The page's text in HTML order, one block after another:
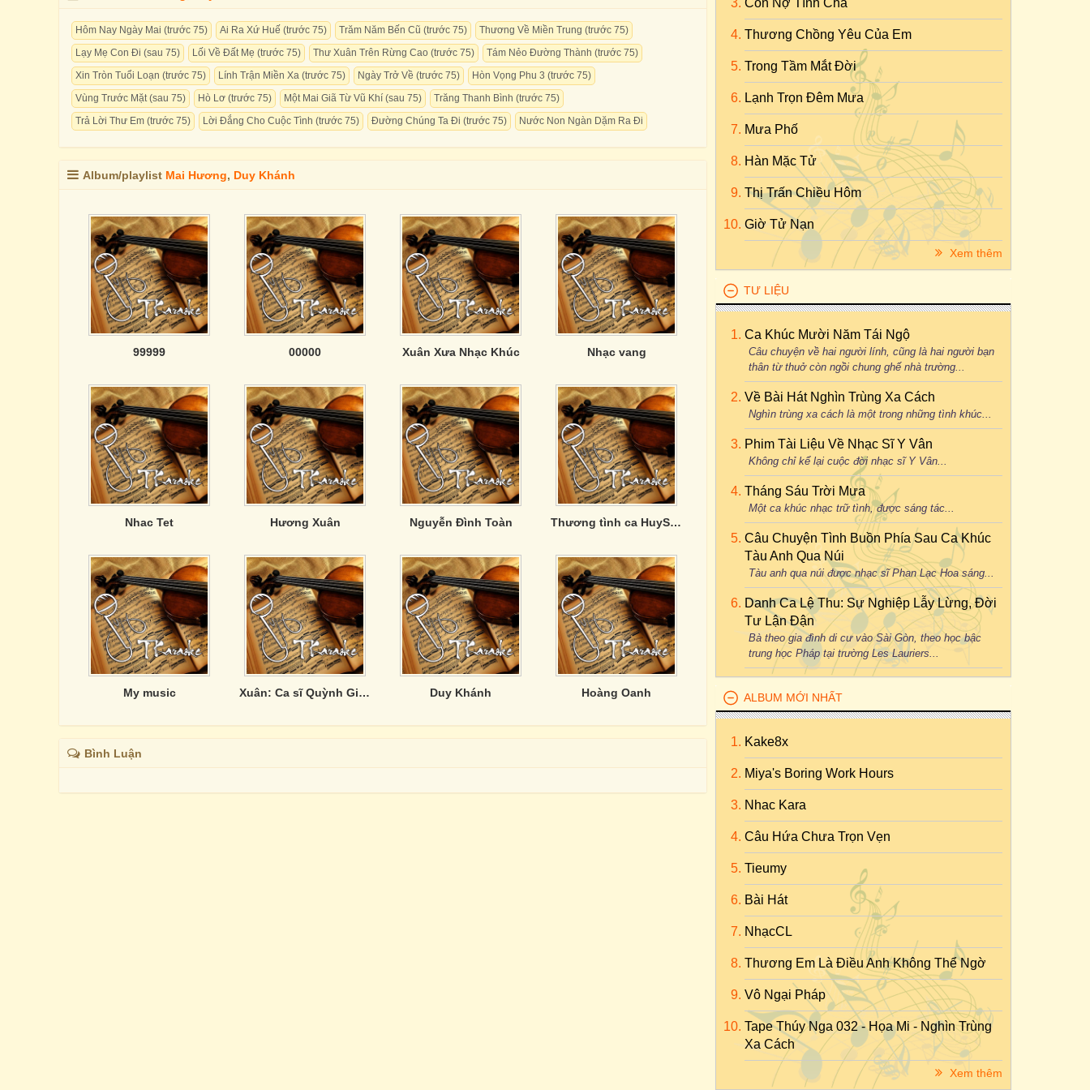
Hôm Nay Ngày Mai (trước 75) Ai Ra Xứ Huế (trước 75) Trăm Năm Bến Cũ (trước 75)
Thương Về Miền Trung (trước 75)
Lạy Mẹ Con Đi (sau 75)
Lối Về Đất Mẹ (trước 75) Thư Xuân Trên Rừng Cao (trước 75)
Tám Nẻo Đường Thành (trước 75)
Xin Tròn Tuổi Loạn (trước 75)
Lính Trận Miền Xa (trước 75) Ngày Trở Về (trước 75)
Hòn Vọng Phu 3 (trước 75)
Vùng Trước Mặt (sau 75)
Hò Lơ (trước 75) Một Mai Giã Từ Vũ Khí (sau 75)
Trăng Thanh Bình (trước 75)
Trả Lời Thư Em (trước 75)
Lời Đắng Cho Cuộc Tình (trước 75) Đường Chúng Ta Đi (trước 75) Nước Non Ngàn Dặm Ra Đi
Album/playlist Mai Hương, Duy Khánh
99999 00000 Xuân Xưa Nhạc Khúc Nhạc vang
Nhac Tet Hương Xuân Nguyễn Đình Toàn Thương tình ca HuySony
My music Xuân: Ca sĩ Quỳnh Giao Duy Khánh Hoàng Oanh
Bình Luận
Con Nợ Tình Cha
Thương Chồng Yêu Của Em
Trong Tầm Mắt Đời
Lạnh Trọn Đêm Mưa
Mưa Phố
Hàn Mặc Tử
Thị Trấn Chiều Hôm
Giờ Tử Nạn
Xem thêm
TƯ LIỆU
Ca Khúc Mười Năm Tái Ngộ
Câu chuyện về hai người lính, cũng là hai người bạn
thân từ thuở còn ngồi chung ghế nhà trường...
Về Bài Hát Nghìn Trùng Xa Cách
Nghìn trùng xa cách là một trong những tình khúc...
Phim Tài Liệu Về Nhạc Sĩ Y Vân
Không chỉ kể lại cuộc đời nhạc sĩ Y Vân...
Tháng Sáu Trời Mưa
Một ca khúc nhạc trữ tình, được sáng tác...
Câu Chuyện Tình Buồn Phía Sau Ca Khúc
Tàu Anh Qua Núi
Tàu anh qua núi được nhạc sĩ Phan Lạc Hoa sáng...
Danh Ca Lệ Thu: Sự Nghiệp Lẫy Lừng, Đời
Tư Lận Đận
Bà theo gia đình di cư vào Sài Gòn, theo học bậc
trung học Pháp tại trường Les Lauriers...
ALBUM MỚI NHẤT
Kake8x
Miya's Boring Work Hours
Nhac Kara
Câu Hứa Chưa Trọn Vẹn
Tieumy
Bài Hát
NhạcCL
Thương Em Là Điều Anh Không Thể Ngờ
Vô Ngại Pháp
Tape Thúy Nga 032 - Họa Mi - Nghìn Trùng
Xa Cách
Xem thêm